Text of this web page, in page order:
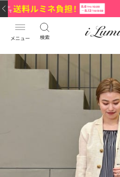
メニュー 検索